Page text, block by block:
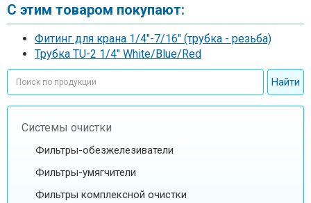
С этим товаром покупают:
Фитинг для крана 1/4"-7/16" (трубка - резьба)
Трубка TU-2 1/4" White/Blue/Red
Системы очистки
Фильтры-обезжелезиватели
Фильтры-умягчители
Фильтры комплексной очистки